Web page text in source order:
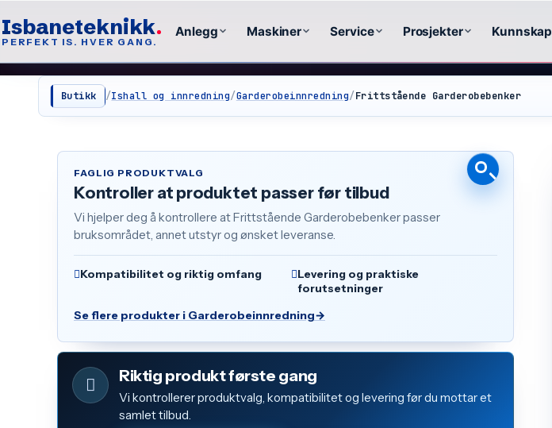
Isbaneteknikk
PERFEKT IS. HVER GANG.
Anlegg Maskiner Service Prosjekter Kunnskap
Butikk /Ishall og innredning/Garderobeinnredning/Frittstående Garderobebenker
FAGLIG PRODUKTVALG
Kontroller at produktet passer før tilbud
Vi hjelper deg å kontrollere at Frittstående Garderobebenker passer
bruksområdet, annet utstyr og ønsket leveranse.
Kompatibilitet og riktig omfang
Levering og praktiske
forutsetninger
Se flere produkter i Garderobeinnredning→
Riktig produkt første gang
Vi kontrollerer produktvalg, kompatibilitet og levering før du mottar et
samlet tilbud.